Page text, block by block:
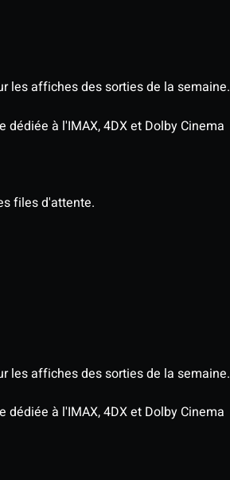
les affiches des sorties de la semaine.
à l'IMAX, 4DX et Dolby Cinema
files d'attente.
les affiches des sorties de la semaine.
à l'IMAX, 4DX et Dolby Cinema